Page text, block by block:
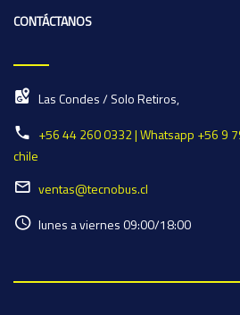
CONTÁCTANOS
Las Condes / Solo Retiros,
+56 44 260 0332 | Whatsapp +56 9
chile
ventas@tecnobus.cl
lunes a viernes 09:00/18:00